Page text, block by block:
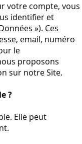
votre compte, vous
identifier et
»). Ces
email, numéro
le
proposons
sur notre Site.
?
Elle peut